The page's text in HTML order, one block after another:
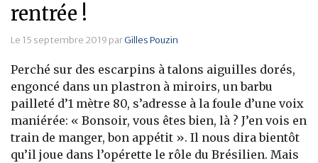
Placements
Assurance Vie
Patrimoine
Immobilier
Banque
rentrée !
Le 15 septembre 2019 parGilles Pouzin
Perché sur des escarpins à talons aiguilles dorés,
engoncé dans un plastron à miroirs, un barbu
pailleté d’1 mètre 80, s’adresse à la foule d’une voix
maniérée: « Bonsoir, vous êtes bien, là ? J’en vois en
train de manger, bon appétit ». Il nous dira bientôt
qu’il joue dans l’opérette le rôle du Brésilien. Mais